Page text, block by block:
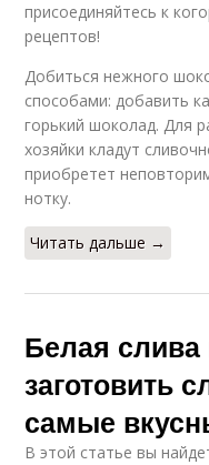
присоединяйтесь к
рецептов!
Добиться нежного
способами: добавить
горький шоколад. Для
хозяйки кладут
приобретет
нотку.
Читать дальше →
Белая слива
заготовить
самые
В этой статье вы